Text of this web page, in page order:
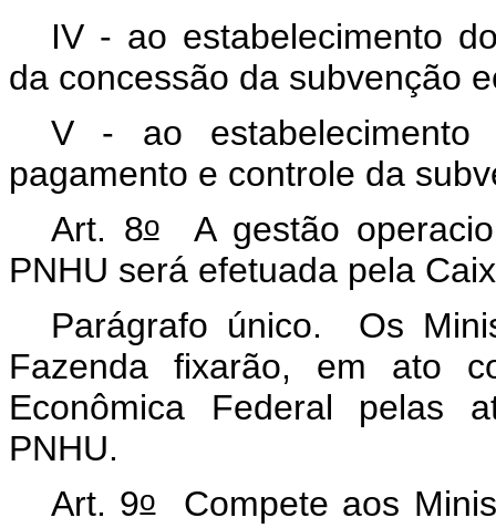
IV - ao estabelecimento
da concessão da subvenção
V - ao estabelecimento
pagamento e controle da
Art. 8oA gestão
PNHU será efetuada pela
Parágrafo único. Os
Fazenda fixarão, em ato
Econômica Federal pelas
PNHU.
Art. 9oCompete aos